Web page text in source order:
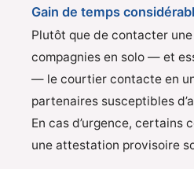
Gain de temps
Plutôt que de contacter
compagnies en solo — et
— le courtier contacte en
partenaires susceptibles
En cas d’urgence, certains
une attestation provisoire